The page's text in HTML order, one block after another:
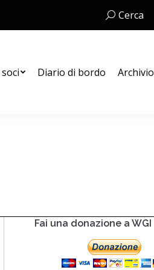
Cerca:Cerca
Diario di bordo Archivio
Fai una donazione a WGI
Contatti